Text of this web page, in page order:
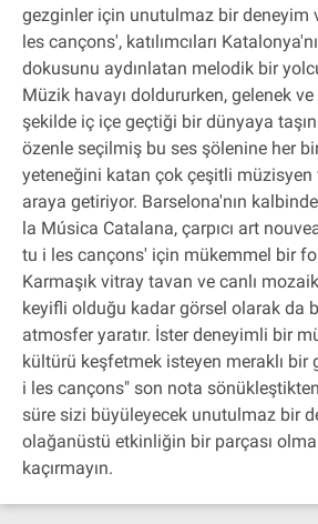
gezginler için unutulmaz bir deneyim
les cançons', katılımcıları
dokusunu aydınlatan melodik bir
Müzik havayı doldururken, gelenek
şekilde iç içe geçtiği bir dünyaya
özenle seçilmiş bu ses şölenine her
yeteneğini katan çok çeşitli
araya getiriyor. Barselona'nın
la Música Catalana, çarpıcı art
tu i les cançons' için mükemmel bir
Karmaşık vitray tavan ve canlı
keyifli olduğu kadar görsel olarak da
atmosfer yaratır. İster deneyimli bir
kültürü keşfetmek isteyen meraklı bir
i les cançons" son nota
süre sizi büyüleyecek unutulmaz bir
olağanüstü etkinliğin bir parçası olma
kaçırmayın.